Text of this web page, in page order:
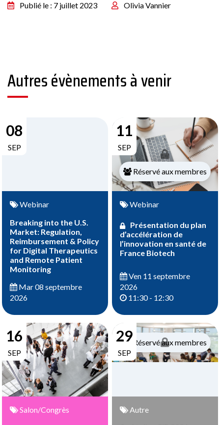
Publié le : 7 juillet 2023 Olivia Vannier
Autres évènements à venir
08
SEP
Webinar
Breaking into the U.S.
Market: Regulation,
Reimbursement & Policy
for Digital Therapeutics
and Remote Patient
Monitoring
Mar 08 septembre
2026
11
SEP
Réservé aux membres
Webinar
Présentation du plan
d’accélération de
l’innovation en santé de
France Biotech
Ven 11 septembre
2026
11:30 - 12:30
16
SEP
Salon/Congrès
29
SEP
Réservé aux membres
Autre